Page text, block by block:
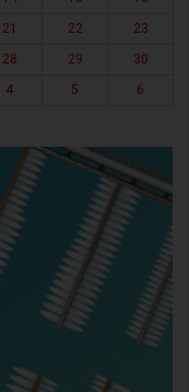
21 22
23
28 29
30
4 5 6